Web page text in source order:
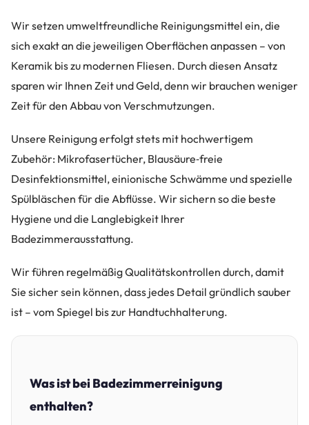
Wir setzen umweltfreundliche Reinigungsmittel ein, die
sich exakt an die jeweiligen Oberflächen anpassen – von
Keramik bis zu modernen Fliesen. Durch diesen Ansatz
sparen wir Ihnen Zeit und Geld, denn wir brauchen weniger
Zeit für den Abbau von Verschmutzungen.
Unsere Reinigung erfolgt stets mit hochwertigem
Zubehör: Mikrofasertücher, Blausäure‑freie
Desinfektionsmittel, einionische Schwämme und spezielle
Spülbläschen für die Abflüsse. Wir sichern so die beste
Hygiene und die Langlebigkeit Ihrer
Badezimmerausstattung.
Wir führen regelmäßig Qualitätskontrollen durch, damit
Sie sicher sein können, dass jedes Detail gründlich sauber
ist – vom Spiegel bis zur Handtuchhalterung.
Was ist bei Badezimmerreinigung
enthalten?